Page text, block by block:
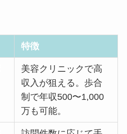
特徴
美容クリニックで高
収入が狙える。歩合
制で年収500〜1,000
万も可能。